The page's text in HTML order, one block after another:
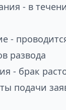
- в
-
развода
- брак
подачи